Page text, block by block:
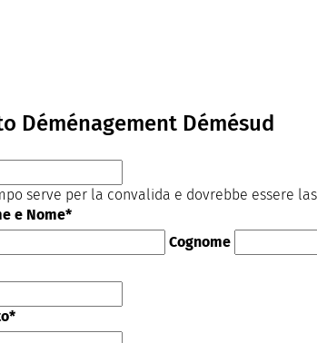
Déménagement Démésud
serve per la convalida e dovrebbe essere
e Nome*
Cognome
*